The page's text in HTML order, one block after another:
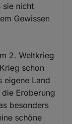
sie nicht
Gewissen
2. Weltkrieg
schon
eigene Land
Eroberung
besonders
schöne